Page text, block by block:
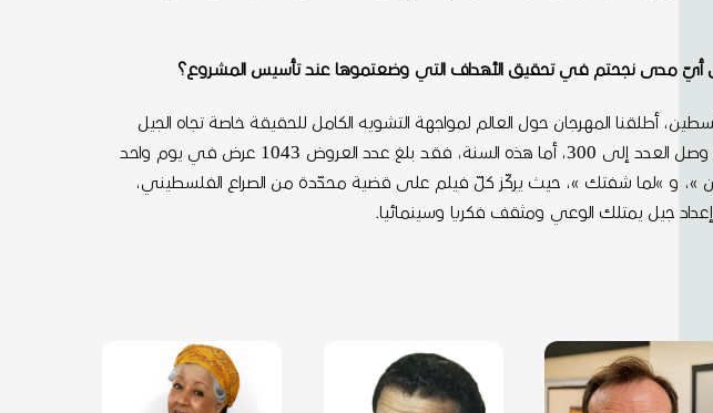
أيّ مدى نجحتم في تحقيق الأهداف التي وضعتموها عند تأسيس المشروع؟
أطلقنا المهرجان حول العالم لمواجهة التشويه الكامل للحقيقة خاصة تجاه الجيل
الجديد غير الواعي بالصراع الممتد منذ 75 عاما، في السنة الأولى قدمنا نحو 100 عرض، وفي الثانية وصل العدد إلى 300، أما هذه السنة، فقد بلغ عدد العروض 1043 عرض في يوم واحد
»، و »لما شفتك »، حيث يركّز كلّ فيلم على قضية محدّدة من الصراع الفلسطيني،
جيل يمتلك الوعي ومثقف فكريا وسينمائيا.